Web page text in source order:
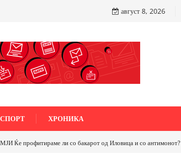
август 8, 2026
СПОРТ ХРОНИКА
ли со бакарот од Иловица и со антимонот?